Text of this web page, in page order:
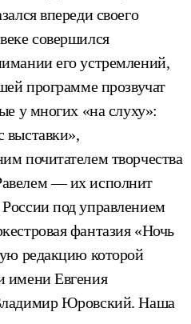
впереди своего
совершился
его устремлений,
программе прозвучат
у многих «на слуху»:
выставки»,
почитателем творчества
— их исполнит
под управлением
фантазия «Ночь
редакцию которой
имени Евгения
Юровский. Наша